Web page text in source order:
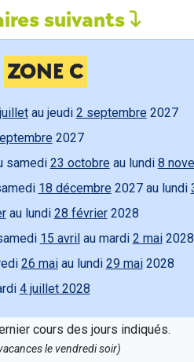
suivants
ZONE C
au jeudi 2 septembre 2027
2027
samedi 23 octobre au lundi 8
18 décembre 2027 au lundi
au lundi 28 février2028
15 avril au mardi 2 mai2028
26 maiau lundi 29 mai2028
4 juillet 2028
cours des jours indiqués.
le vendredi soir)